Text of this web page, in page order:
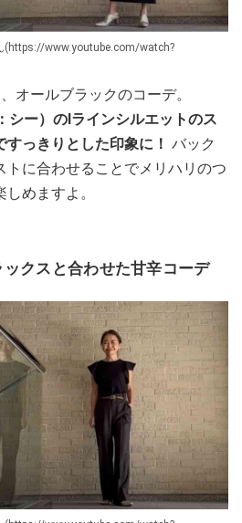
(https://www.youtube.com/watch?
オールブラックのコーデ。
シー）のIラインシルエットのス
っきりとした印象に！ バック
トに合わせることでメリハリのつ
めますよ。
クスと合わせた甘辛コーデ